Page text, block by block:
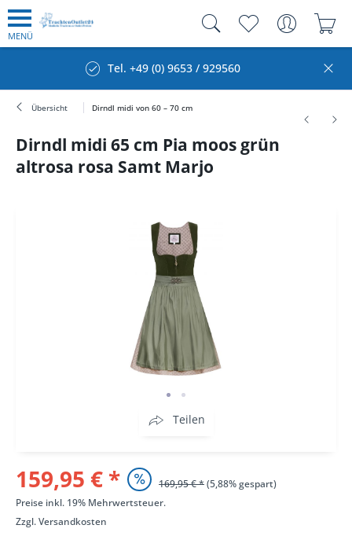
MENÜ
Tel. +49 (0) 9653 / 929560
Übersicht Dirndl midi von 60 – 70 cm
Dirndl midi 65 cm Pia moos grün
altrosa rosa Samt Marjo
Teilen
159,95 € * 169,95 € *(5,88% gespart)
Preise inkl. 19% Mehrwertsteuer.
Zzgl.Versandkosten